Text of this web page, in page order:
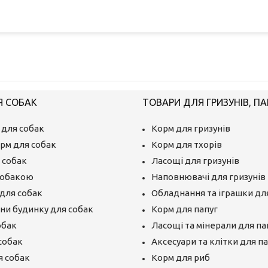
СОБАК
собак
для собак
собак
будинку для собак
собак
ТОВАРИ ДЛЯ ГРИЗУНІВ,
Корм для гризунів
Корм для тхорів
Ласощі для гризунів
Наповнювачі для гризунів
Обладнання та іграшки
Корм для папуг
Ласощі та мінерали для
Аксесуари та клітки для
Корм для риб